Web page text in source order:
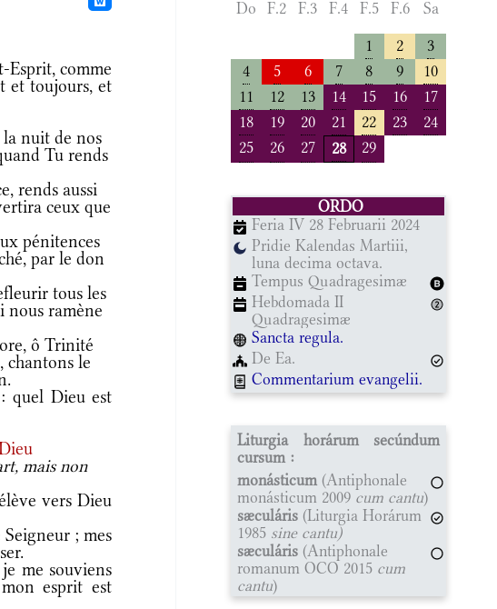
comme
et toujours, et
nuit de nos
Tu rends
rends aussi
ceux que
pénitences
par le don
tous les
nous ramène
ô Trinité
chantons le
quel Dieu est
mais non
vers Dieu
; mes
me souviens
esprit est
Do F.2 F.3 F.4 F.5 F.6 Sa
1 2
3
4
5 6 7 8 9
10
11
12 13 14 15 16
17
18
19 20 21 22 23
24
25
26 27 28 29
ORDO
Feria IV 28 Februarii 2024
Pridie Kalendas Martiii,
luna decima octava.
Tempus Quadragesimæ
Hebdomada II
Quadragesimæ
Sancta regula.
De Ea.
Commentarium evangelii.
Liturgia horárum secúndum
cursum :
monásticum (Antiphonale
monásticum 2009 cum cantu)
sæculáris (Liturgia Horárum
1985 sine cantu)
sæculáris (Antiphonale
romanum OCO 2015 cum
cantu)